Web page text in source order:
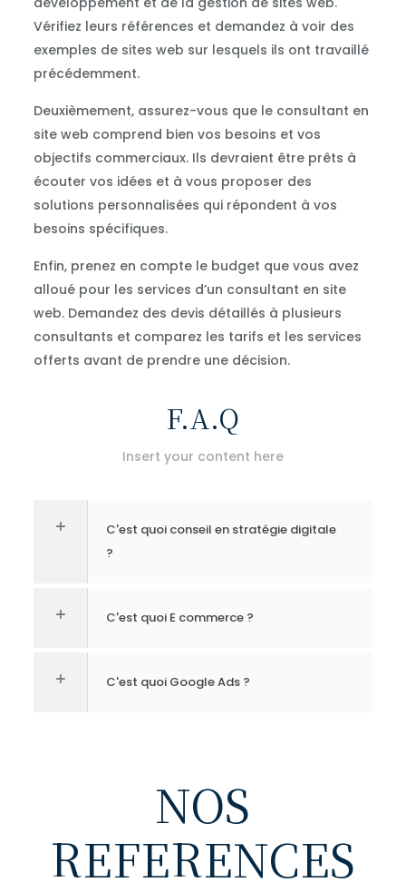
Vérifiez leurs références et demandez à voir des
exemples de sites web sur lesquels ils ont travaillé
précédemment.
Deuxièmement, assurez-vous que le consultant en
site web comprend bien vos besoins et vos
objectifs commerciaux. Ils devraient être prêts à
écouter vos idées et à vous proposer des
solutions personnalisées qui répondent à vos
besoins spécifiques.
Enfin, prenez en compte le budget que vous avez
alloué pour les services d’un consultant en site
web. Demandez des devis détaillés à plusieurs
consultants et comparez les tarifs et les services
offerts avant de prendre une décision.
F.A.Q
Insert your content here
C'est quoi conseil en stratégie digitale
?
C'est quoi E commerce ?
C'est quoi Google Ads ?
NOS
REFERENCES